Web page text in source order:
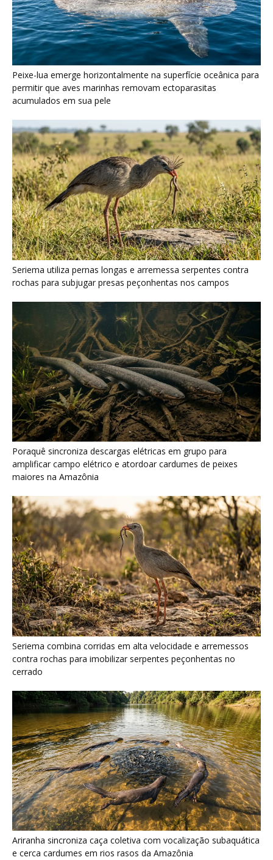
Seriema utiliza pernas longas e arremessa serpentes contra
rochas para subjugar presas peçonhentas nos campos
Poraquê sincroniza descargas elétricas em grupo para
amplificar campo elétrico e atordoar cardumes de peixes
maiores na Amazônia
Seriema combina corridas em alta velocidade e arremessos
contra rochas para imobilizar serpentes peçonhentas no
cerrado
Ariranha sincroniza caça coletiva com vocalização subaquática
e cerca cardumes em rios rasos da Amazônia
Surucucu detecta calor pela fosseta loreal e prepara ataque de
emboscada no escuro da floresta